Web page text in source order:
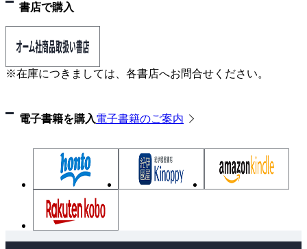
書店で購入
※在庫につきましては、各書店へお問合せください。
電子書籍を購入電子書籍のご案内